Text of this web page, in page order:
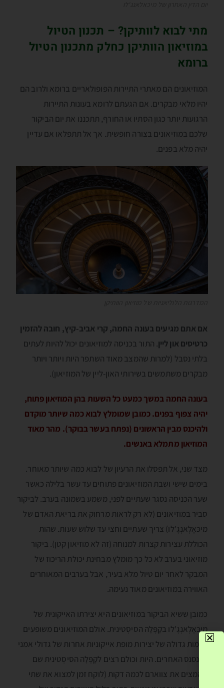
מתי לבוא לוותיקן? – תכנון הטיול
במוזיאון הוותיקן כחלק מתכנון הטיול
ברומא
המוזיאונים הם מאתרי התיירות הפופולאריים ברומא ולרוב הם
יהיו מלאי מבקרים. אם הגעתם לרומא בעונות התיירות
הרגועות יותר כגון הסתיו או החורף, תתכננו את יום הביקור
שלכם במוזיאונים בצורה חופשית. אך אל תתפלאו אם עדיין
יהיה מלא בפנים.
אם אתם מגיעים בעונה החמה, קרי אביב-קיץ, חובה להזמין
כרטיסים און ליין. התור בכניסה למוזיאונים יכול להיות לעתים
בלתי נסבל (למרות שהמצב מאוד השתפר היות ויותר ויותר
מבקרים משתמשים בשירותי האון-ליין של המוזיאון).
בעונה החמה במשך כמעט כל השעות בהן המוזיאון פתוח,
יהיה צפוף בפנים. כמובן שמומלץ לבוא כמה שיותר מוקדם
ולהיכנס מבין הראשונים (נפתח בעשר בבוקר). מהר מאוד
המוזיאון מתמלא באנשים.
מצד שני, אל תפסלו את הרעיון של לבוא כמה שיותר מאוחר.
בימים שישי ושבת המוזיאונים פתוחים עד עשר בלילה כאשר
שער הכניסה נסגר שעתיים לפני, משמע בשמונה בערב. לביקור
סביר במוזיאונים (לא רק לראות מרחוק את בריאת האדם של
מיכּאֶלְאנְגֶ'לו) צריך שעתיים וחצי עד שלוש שעות. שהות
הכוללת עצירות קצרות למנוחה (זה לא מוזיאון קטן). ביקור
מוזיאוני בערב לא כל כך מומלץ מבחינת יכולת הריכוז של
המבקר לאחר יום טיול מלא בעיר, אבל בערבים המאוחרים
האווירה במוזיאונים מאוד נעימה.
כמובן ששיא הביקור במוזיאונים היא יצירתו האייקונית של
מיכּאֶלְאנְגֶ'לו בקָפֶּלָה הסיסְטינית. אולם המוזיאונים משופעים
בכמות גדולה של יצירות מופת אייקוניות אחרות של גדולי אמני
הרנסנס האחרים. היות וכולם רצים לקָפֶּלָה הסיסְטינית שם
מאמצים את צווארם לכמה דקות (לוקח זמן למצוא את שתי